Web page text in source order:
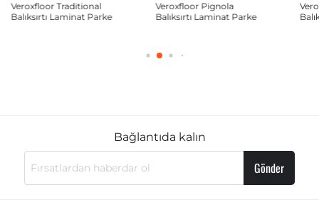
Veroxfloor Pignola
Balıksırtı Laminat Parke
Veroxfloor Famous
Balıksırtı Laminat Parke
Bağlantıda kalın
Gönder